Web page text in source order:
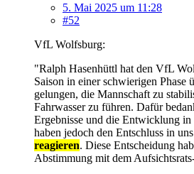
5. Mai 2025 um 11:28
#52
VfL Wolfsburg:
"Ralph Hasenhüttl hat den VfL
Saison in einer schwierigen Phase
gelungen, die Mannschaft zu
Fahrwasser zu führen. Dafür
Ergebnisse und die Entwicklung in
haben jedoch den Entschluss in
reagieren. Diese Entscheidung
Abstimmung mit dem